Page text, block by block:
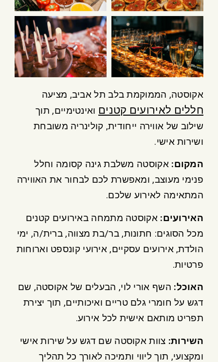
אקוסטה, הממוקמת בלב תל אביב, מציעה
חללים לאירועים קטנים ואינטימיים, תוך
שילוב של אווירה ייחודית, קולינריה משובחת
ושירות אישי.
המקום: אקוסטה משלבת גינה קסומה וחלל
פנימי מעוצב, ומאפשרת לכם לבחור את האווירה
המתאימה לאירוע שלכם.
האירועים: אקוסטה מתמחה באירועים קטנים
מכל הסוגים: חתונות, בר/בת מצווה, ברית/ה, ימי
הולדת, אירועים עסקיים, אירועי קונספט וארוחות
פרטיות.
האוכל: השף אורי לוי, הבעלים של אקוסטה, שם
דגש על חומרי גלם טריים ואיכותיים, תוך יצירת
תפריט מותאם אישית לכל אירוע.
השירות: צוות אקוסטה שם דגש על שירות אישי
ומקצועי, תוך ליווי ותמיכה לאורך כל תהליך